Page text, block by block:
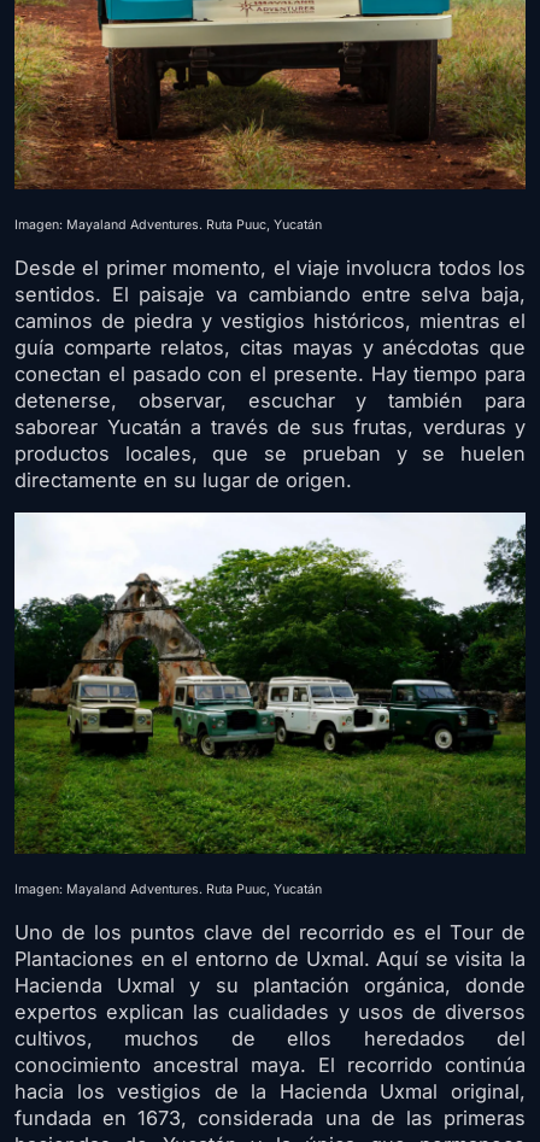
Imagen: Mayaland Adventures. Ruta Puuc, Yucatán
Desde el primer momento, el viaje involucra todos los
sentidos. El paisaje va cambiando entre selva baja,
caminos de piedra y vestigios históricos, mientras el
guía comparte relatos, citas mayas y anécdotas que
conectan el pasado con el presente. Hay tiempo para
detenerse, observar, escuchar y también para
saborear Yucatán a través de sus frutas, verduras y
productos locales, que se prueban y se huelen
directamente en su lugar de origen.
Imagen: Mayaland Adventures. Ruta Puuc, Yucatán
Uno de los puntos clave del recorrido es el Tour de
Plantaciones en el entorno de Uxmal. Aquí se visita la
Hacienda Uxmal y su plantación orgánica, donde
expertos explican las cualidades y usos de diversos
cultivos, muchos de ellos heredados del
conocimiento ancestral maya. El recorrido continúa
hacia los vestigios de la Hacienda Uxmal original,
fundada en 1673, considerada una de las primeras